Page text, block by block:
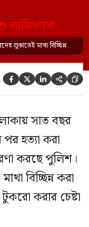
পাশের ফ্ল্যাটের
স্ত্রী স্বপ্না
[…]
লুকাতেই মাথা বিচ্ছিন্ন
    
সাত বছর
হত্যা করা
করছে পুলিশ।
বিচ্ছিন্ন করা
করার চেষ্টা